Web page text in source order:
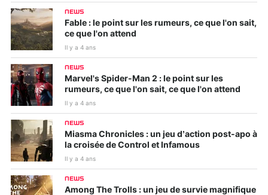
NEWS
Fable : le point sur les rumeurs, ce que l'on sait,
ce que l'on attend
Il y a 4 ans
NEWS
Marvel's Spider-Man 2 : le point sur les
rumeurs, ce que l'on sait, ce que l'on attend
Il y a 4 ans
NEWS
Miasma Chronicles : un jeu d’action post-apo à
la croisée de Control et Infamous
Il y a 4 ans
NEWS
Among The Trolls : un jeu de survie magnifique